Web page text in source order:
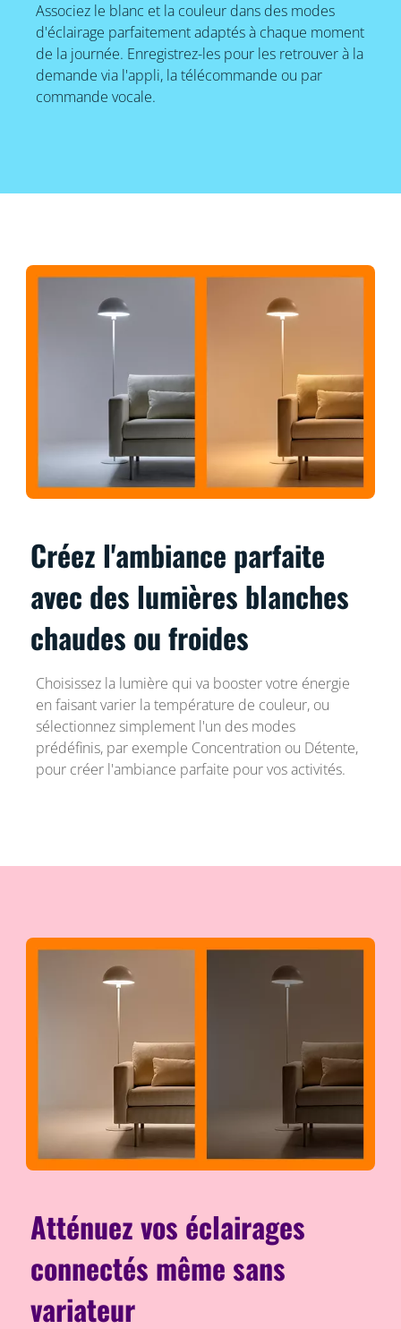
Associez le blanc et la couleur dans des modes
d'éclairage parfaitement adaptés à chaque moment
de la journée. Enregistrez-les pour les retrouver à la
demande via l'appli, la télécommande ou par
commande vocale.
Créez l'ambiance parfaite
avec des lumières blanches
chaudes ou froides
Choisissez la lumière qui va booster votre énergie
en faisant varier la température de couleur, ou
sélectionnez simplement l'un des modes
prédéfinis, par exemple Concentration ou Détente,
pour créer l'ambiance parfaite pour vos activités.
Atténuez vos éclairages
connectés même sans
variateur